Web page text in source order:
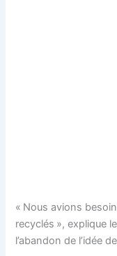
« Nous avions
recyclés », explique
l’abandon de l’idée